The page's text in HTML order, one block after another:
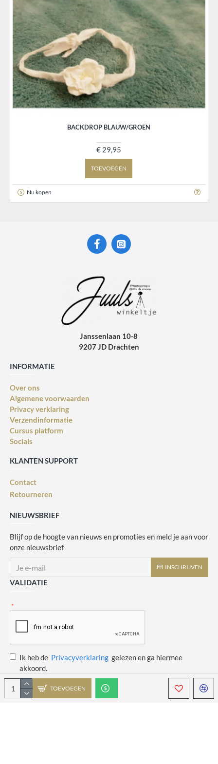
TOEVOEGEN
BACKDROP BLAUW/GROEN
€ 29,95
TOEVOEGEN
Nu kopen
Janssenlaan 10-8
9207 JD Drachten
INFORMATIE
Over ons
Algemene voorwaarden
Privacy verklaring
Verzendinformatie
Cursus platform
Socials
KLANTEN SUPPORT
Contact
Retourneren
NIEUWSBRIEF
Blijf op de hoogte van nieuws en promoties en meld je aan voor
onze nieuwsbrief
INSCHRIJVEN
VALIDATIE
Ik heb de Privacyverklaring gelezen en ga hiermee
akkoord.